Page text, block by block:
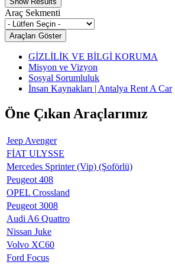
Araç Sekmenti
GİZLİLİK VE BİLGİ KORUMA
Misyon ve Vizyon
Sosyal Sorumluluk
İnsan Kaynakları | Antalya Rent A Car
Öne Çıkan Araçlarımız
Jeep Avenger
FİAT ULYSSE
Mercedes Sprinter (Vip) (Şoförlü)
Peugeot 408
OPEL Crossland
Peugeot 3008
Audi A6 Quattro
Nissan Juke
Volvo XC60
Ford Focus